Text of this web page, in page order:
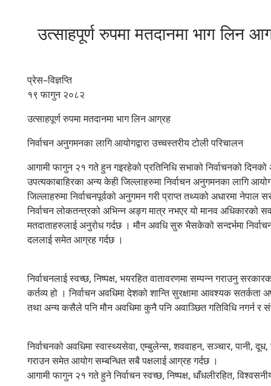
उत्साहपूर्ण रुपमा मतदानमा भाग लिन
प्रेस–विज्ञप्ति
१९ फागुन २०८२
उत्साहपूर्ण रुपमा मतदानमा भाग लिन आग्रह
निर्वाचन अनुगमनका लागि आयोगद्वारा उच्चस्तरीय टोली परिचालन
आगामी फागुन २१ गते हुन गइरहेको प्रतिनिधि सभाको निर्वाचनको
उपत्यकाबाहिरका अन्य केही जिल्लाहरुमा निर्वाचन अनुगमनका लागि
जिल्लाहरुमा निर्वाचनपूर्वको अनुगमन गरी प्राप्त तथ्यको अधारमा
निर्वाचन लोकतन्त्रको अभिन्न अङ्ग मात्र नभएर यो मानव अधिकारको
मतदाताहरुलाई अनुरोध गर्दछ । मौन अवधि सुरु भैसकेको सन्दर्भमा
दललाई समेत आग्रह गर्दछ ।
निर्वाचनलाई स्वच्छ, निष्पक्ष, भयरहित वातावरणमा सम्पन्न गराउनु
कर्तव्य हो । निर्वाचन अवधिमा देशको शान्ति सुरक्षामा आवश्यक सतर्कता
तथा अन्य कसैले पनि मौन अवधिमा कुनै पनि अवाञ्छित गतिविधि नगर्न र
निर्वाचनको अवधिमा स्वास्थ्यसेवा, एम्बुलेन्स, शववाहन, सञ्चार, पानी,
गराउन समेत आयोग सम्बन्धित सबै पक्षलाई आग्रह गर्दछ ।
आगामी फागुन २१ गते हुने निर्वाचन स्वच्छ, निष्पक्ष, धाँधलीरहित,